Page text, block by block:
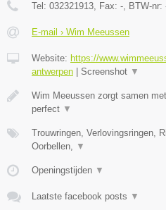
Tel: 032321913, Fax: -, BTW-nr:
E-mail › Wim Meeussen
Website: https://
antwerpen
Screenshot ▼
Wim Meeussen zorgt samen
perfect ▼
Trouwringen, Verlovingsringen,
Oorbellen, ▼
Openingstijden ▼
Laatste facebook posts ▼